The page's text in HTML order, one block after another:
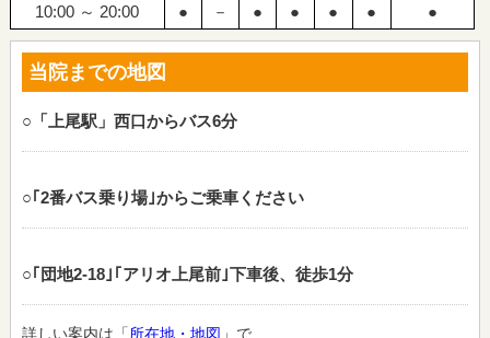
10:00 ～ 20:00
● － ● ● ● ● ●
当院までの地図
○「上尾駅」西口からバス6分
○｢2番バス乗り場｣からご乗車ください
○｢団地2‐18｣｢アリオ上尾前｣下車後、徒歩1分
詳しい案内は「所在地・地図 」で